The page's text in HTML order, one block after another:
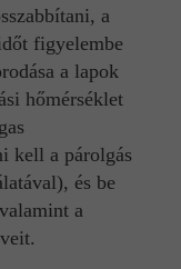
a
figyelembe
a lapok
hőmérséklet
kell a párolgás
és be
a